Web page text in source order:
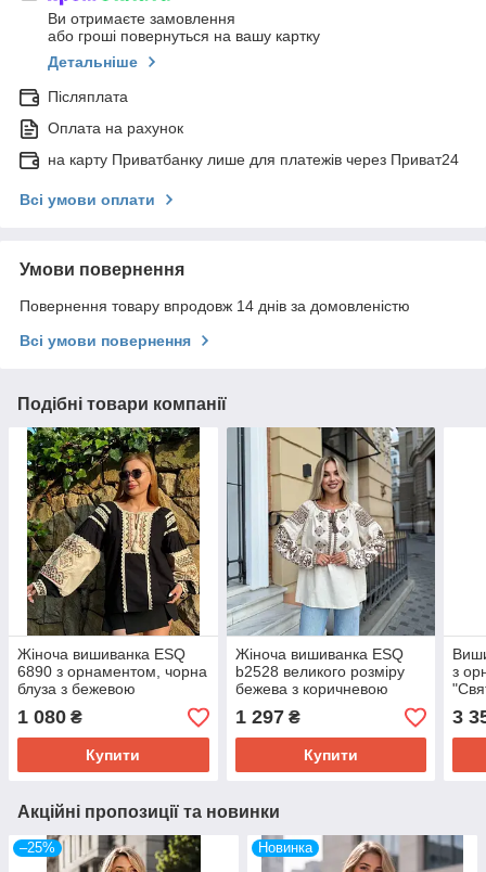
Ви отримаєте замовлення
або гроші повернуться на вашу картку
Детальніше
Післяплата
Оплата на рахунок
на карту Приватбанку лише для платежів через Приват24
Всі умови оплати
Умови повернення
Повернення товару впродовж 14 днів за домовленістю
Всі умови повернення
Подібні товари компанії
Жіноча вишиванка ESQ
6890 з орнаментом, чорна
блуза з бежевою
1 080 ₴
Купити
Жіноча вишиванка ESQ
b2528 великого розміру
бежева з коричневою
1 297₴
Купити
з
3
Акційні пропозиції та новинки
–25% Новинка